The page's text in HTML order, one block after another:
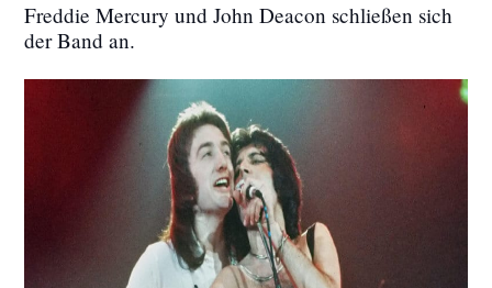
Freddie Mercury und John Deacon schließen sich
der Band an.